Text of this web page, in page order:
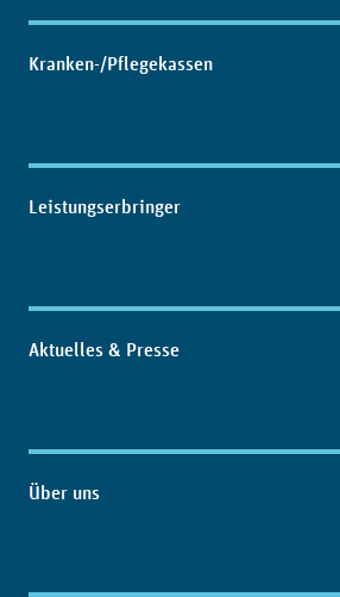
Kranken-/Pflegekassen
Leistungserbringer
Aktuelles & Presse
Über uns